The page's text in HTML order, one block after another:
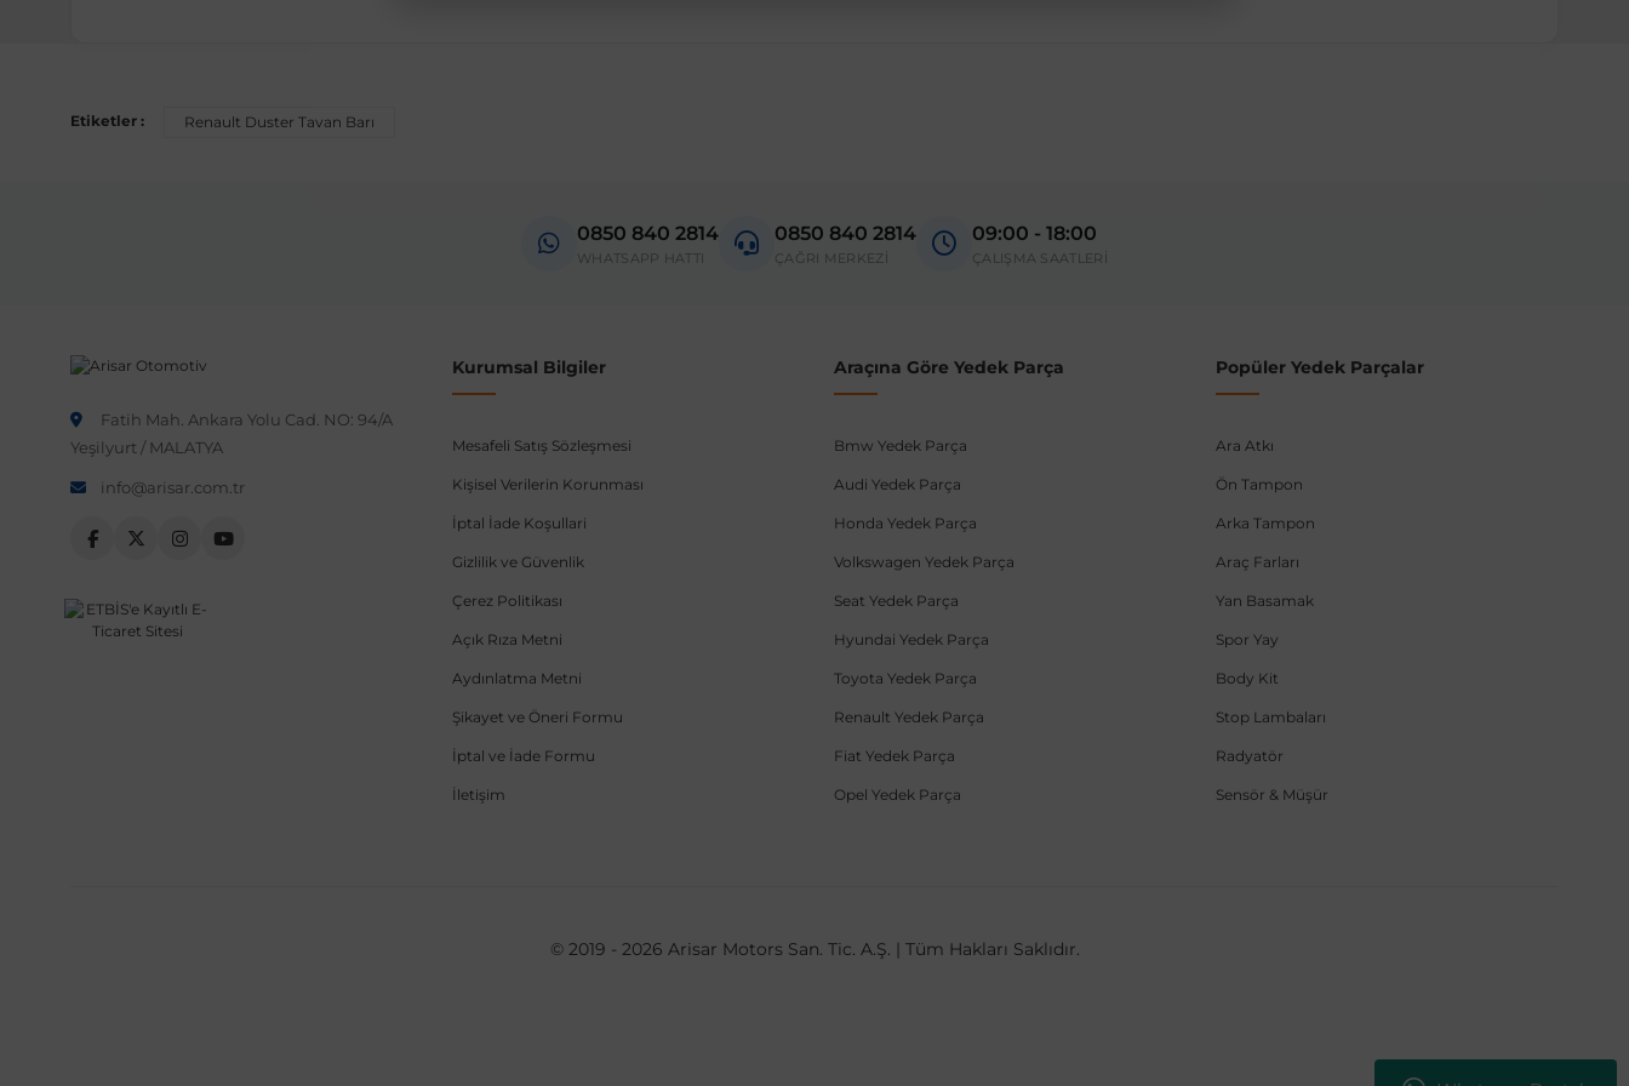
Etiketler : Renault Duster Tavan Barı
0850 840 2814
WHATSAPP HATTI
0850 840 2814
ÇAĞRI MERKEZİ
09:00 - 18:00
ÇALIŞMA SAATLERİ
Fatih Mah. Ankara Yolu Cad. NO: 94/A
Yeşilyurt / MALATYA
info@arisar.com.tr
Kurumsal Bilgiler
Mesafeli Satış Sözleşmesi
Kişisel Verilerin Korunması
İptal İade Koşullari
Gizlilik ve Güvenlik
Çerez Politikası
Açık Rıza Metni
Aydınlatma Metni
Şikayet ve Öneri Formu
İptal ve İade Formu
İletişim
Araçına Göre Yedek Parça
Bmw Yedek Parça
Audi Yedek Parça
Honda Yedek Parça
Volkswagen Yedek Parça
Seat Yedek Parça
Hyundai Yedek Parça
Toyota Yedek Parça
Renault Yedek Parça
Fiat Yedek Parça
Opel Yedek Parça
Popüler Yedek Parçalar
Ara Atkı
Ön Tampon
Arka Tampon
Araç Farları
Yan Basamak
Spor Yay
Body Kit
Stop Lambaları
Radyatör
Sensör & Müşür
© 2019 - 2026 Arisar Motors San. Tic. A.Ş. | Tüm Hakları Saklıdır.